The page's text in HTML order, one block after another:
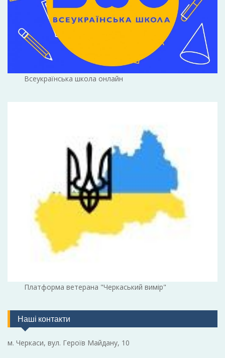
Всеукраїнська школа онлайн
Платформа ветерана "Черкаський вимір"
Наші контакти
м. Черкаси, вул. Героїв Майдану, 10